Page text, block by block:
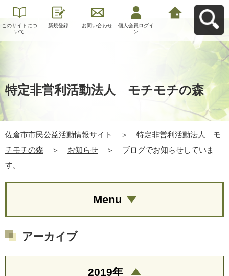
このサイトにつ
いて
新規登録 お問い合わせ
個人会員ログイ
ン
特定非営利活動法人 モチモチの森
佐倉市市民公益活動情報サイト ＞
特定非営利活動法人 モ
チモチの森
＞ お知らせ ＞
ブログでお知らせしていま
す。
Menu
アーカイブ
2019年